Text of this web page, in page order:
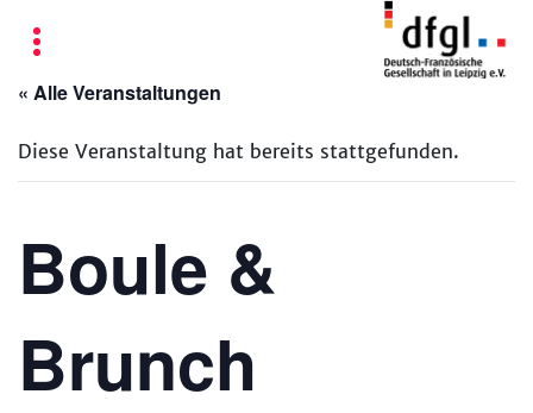
« Alle Veranstaltungen
Diese Veranstaltung hat bereits stattgefunden.
Boule &
Brunch